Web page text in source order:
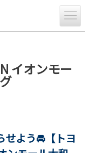
イオンモー
せよう🚘【トヨ